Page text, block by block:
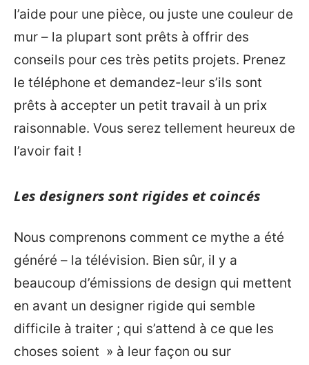
l’aide pour une pièce, ou juste une couleur de
mur – la plupart sont prêts à offrir des
conseils pour ces très petits projets. Prenez
le téléphone et demandez-leur s’ils sont
prêts à accepter un petit travail à un prix
raisonnable. Vous serez tellement heureux de
l’avoir fait !
Les designers sont rigides et coincés
Nous comprenons comment ce mythe a été
généré – la télévision. Bien sûr, il y a
beaucoup d’émissions de design qui mettent
en avant un designer rigide qui semble
difficile à traiter ; qui s’attend à ce que les
choses soient » à leur façon ou sur